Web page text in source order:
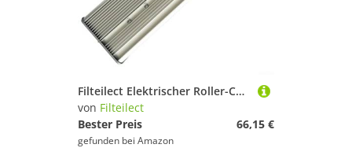
Filteilect Elektrischer Roller-Controller für 60a Jn60a, 48 V, 72 V, 1000 W, für Fahrrad und Motor, mit 18 Mosfet-Design, kompatibel mit Dual-bis 3000-W-Motoren
von Filteilect
Bester Preis
66,15 €
gefunden bei Amazon